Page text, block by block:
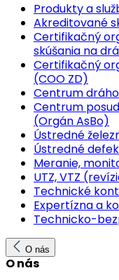
Produkty a
Akreditované
Certifikačný
skúšania na
Certifikačný
(COO ZD)
Centrum
Centrum
(Orgán AsBo)
Ústredné
Ústredné
Meranie,
UTZ, VTZ
Technické
Expertízna a
Technicko-
O nás
O nás